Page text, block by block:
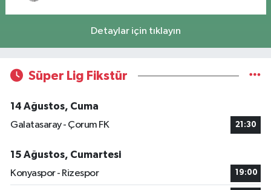
Detaylar için tıklayın
Süper Lig Fikstür
14 Ağustos, Cuma
Galatasaray - Çorum FK
21:30
15 Ağustos, Cumartesi
Konyaspor - Rizespor
19:00